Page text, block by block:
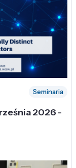
Seminaria
2026 -